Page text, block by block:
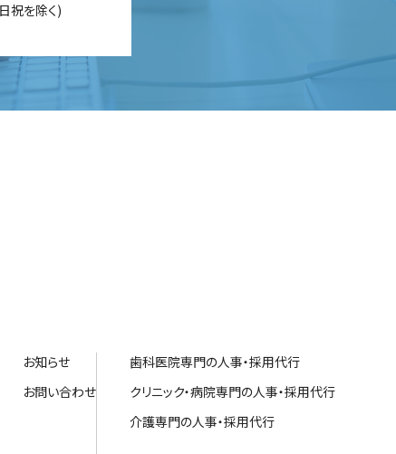
祝を除く)
お知らせ
お問い合わせ
歯科医院専門の人事・採用代行
クリニック・病院専門の人事・採用代行
介護専門の人事・採用代行